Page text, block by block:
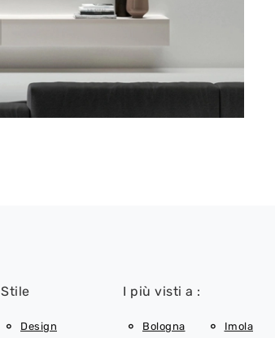
Stile
Design
I più visti a :
Bologna Imola